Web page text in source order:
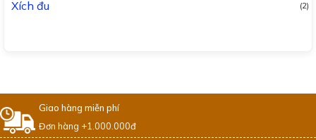
Xích đu (2)
Giao hàng miễn phí
Đơn hàng +1.000.000đ